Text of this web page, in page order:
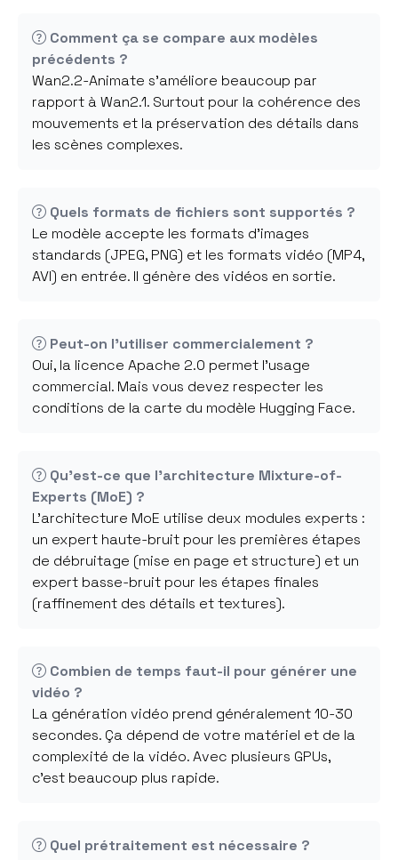
Comment ça se compare aux modèles
précédents ?
Wan2.2-Animate s'améliore beaucoup par
rapport à Wan2.1. Surtout pour la cohérence des
mouvements et la préservation des détails dans
les scènes complexes.
Quels formats de fichiers sont supportés ?
Le modèle accepte les formats d'images
standards (JPEG, PNG) et les formats vidéo (MP4,
AVI) en entrée. Il génère des vidéos en sortie.
Peut-on l'utiliser commercialement ?
Oui, la licence Apache 2.0 permet l'usage
commercial. Mais vous devez respecter les
conditions de la carte du modèle Hugging Face.
Qu'est-ce que l'architecture Mixture-of-
Experts (MoE) ?
L'architecture MoE utilise deux modules experts :
un expert haute-bruit pour les premières étapes
de débruitage (mise en page et structure) et un
expert basse-bruit pour les étapes finales
(raffinement des détails et textures).
Combien de temps faut-il pour générer une
vidéo ?
La génération vidéo prend généralement 10-30
secondes. Ça dépend de votre matériel et de la
complexité de la vidéo. Avec plusieurs GPUs,
c'est beaucoup plus rapide.
Quel prétraitement est nécessaire ?